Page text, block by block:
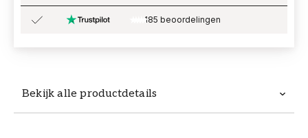
Bekijk alle productdetails
185 beoordelingen